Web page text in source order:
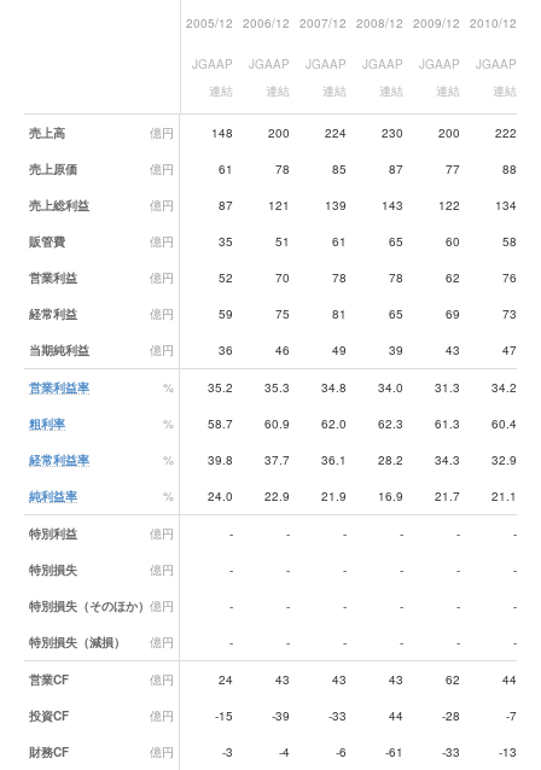
業績データ一覧
2005/12 2006/12 2007/12 2008/12 2009/12 2010/12
JGAAP
連結
JGAAP
連結
JGAAP
連結
JGAAP
連結
JGAAP
連結
JGAAP
連結
売上高 億円 148 200 224 230 200 222
売上原価 億円 61 78 85 87 77 88
売上総利益 億円 87 121 139 143 122 134
販管費 億円 35 51 61 65 60 58
営業利益 億円 52 70 78 78 62 76
経常利益 億円 59 75 81 65 69 73
当期純利益 億円 36 46 49 39 43 47
営業利益率 % 35.2 35.3 34.8 34.0 31.3 34.2
粗利率 % 58.7 60.9 62.0 62.3 61.3 60.4
経常利益率 % 39.8 37.7 36.1 28.2 34.3 32.9
純利益率 % 24.0 22.9 21.9 16.9 21.7 21.1
特別利益 億円 - - - - - -
特別損失 億円 - - - - - -
特別損失（そのほか） 億円 - - - - - -
特別損失（減損） 億円 - - - - - -
営業CF 億円 24 43 43 43 62 44
投資CF 億円 -15 -39 -33 44 -28 -7
財務CF 億円 -3 -4 -6 -61 -33 -13